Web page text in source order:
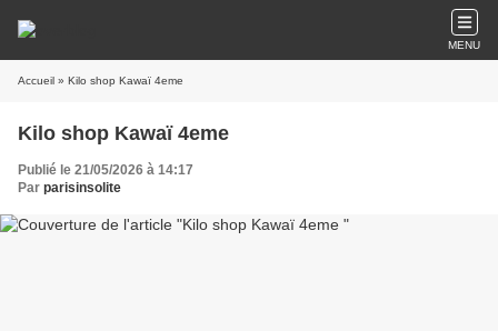
MENU
Accueil » Kilo shop Kawaï 4eme
Kilo shop Kawaï 4eme
Publié le 21/05/2026 à 14:17
Par parisinsolite